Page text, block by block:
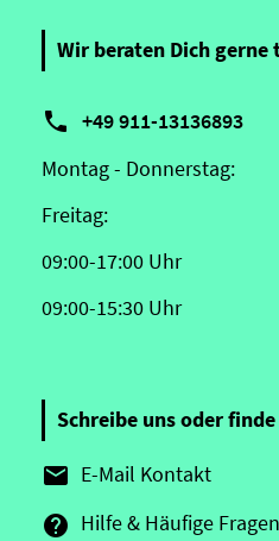
Wir beraten Dich gerne
 +49 911-13136893
Montag - Donnerstag:
Freitag:
09:00-17:00 Uhr
09:00-15:30 Uhr
Schreibe uns oder
 E-Mail Kontakt
 Hilfe & Häufige Fragen